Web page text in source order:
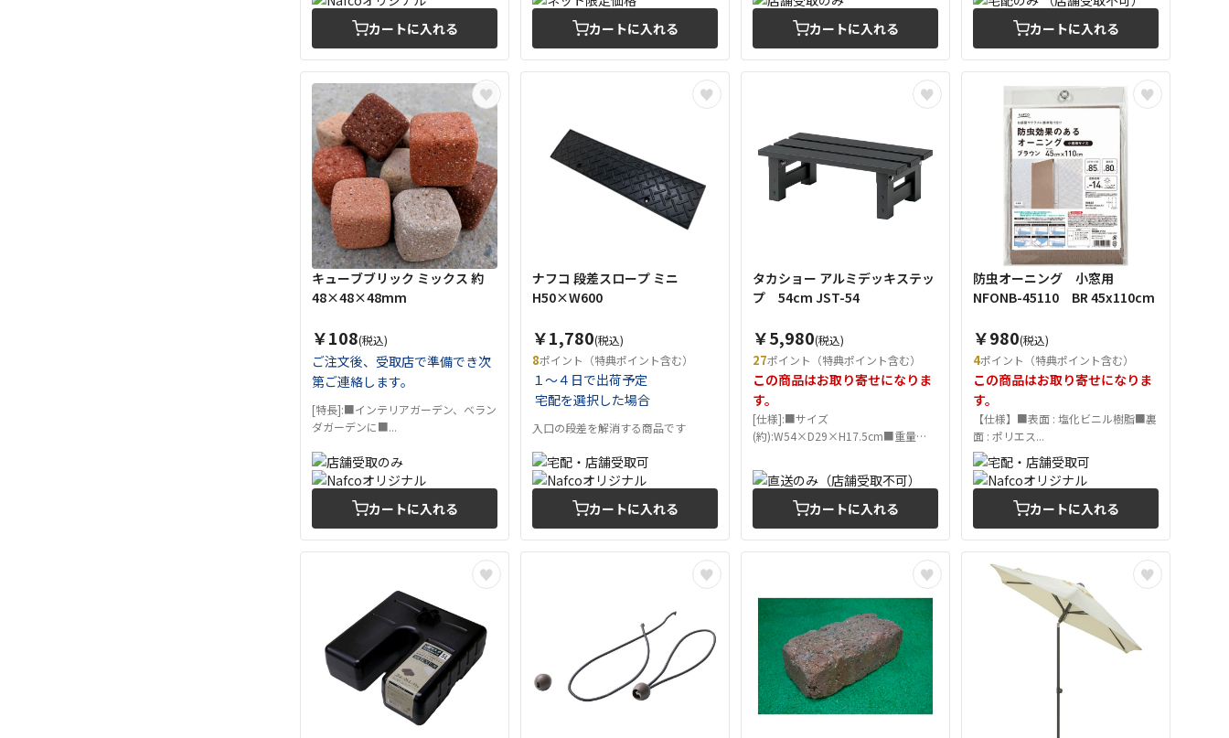
カートに入れる カートに入れる カートに入れる カートに入れる
キューブブリック ミックス 約
48×48×48mm
￥108(税込)
ご注文後、受取店で準備でき次
第ご連絡します。
[特長]:■インテリアガーデン、ベラン
ダガーデンに■...
カートに入れる
ナフコ 段差スロープ ミニ
H50×W600
￥1,780(税込)
8ポイント（特典ポイント含む）
１～４日で出荷予定
宅配を選択した場合
入口の段差を解消する商品です
カートに入れる
タカショー アルミデッキステッ
プ 54cm JST-54
￥5,980(税込)
27ポイント（特典ポイント含む）
この商品はお取り寄せになりま
す。
[仕様]:■サイズ
(約):W54×D29×H17.5cm■重量
カートに入れる
防虫オーニング 小窓用
NFONB-45110 BR 45x110cm
￥980(税込)
4ポイント（特典ポイント含む）
この商品はお取り寄せになりま
す。
【仕様】■表面 : 塩化ビニル樹脂■裏
面 : ポリエス...
カートに入れる